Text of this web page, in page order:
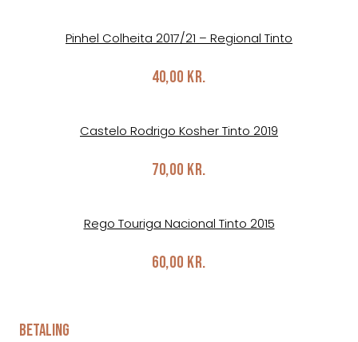
Pinhel Colheita 2017/21 – Regional Tinto
40,00 kr.
Castelo Rodrigo Kosher Tinto 2019
70,00 kr.
Rego Touriga Nacional Tinto 2015
60,00 kr.
Betaling